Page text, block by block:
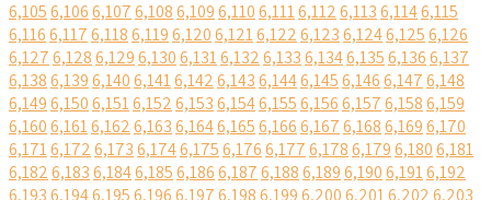
6,1056,1066,1076,1086,1096,1106,1116,1126,1136,1146,115
6,1166,1176,1186,1196,1206,1216,1226,1236,1246,1256,126
6,1276,1286,1296,1306,1316,1326,1336,1346,1356,1366,137
6,1386,1396,1406,1416,1426,1436,1446,1456,1466,1476,148
6,1496,1506,1516,1526,1536,1546,1556,1566,1576,1586,159
6,1606,1616,1626,1636,1646,1656,1666,1676,1686,1696,170
6,1716,1726,1736,1746,1756,1766,1776,1786,1796,1806,181
6,1826,1836,1846,1856,1866,1876,1886,1896,1906,1916,192